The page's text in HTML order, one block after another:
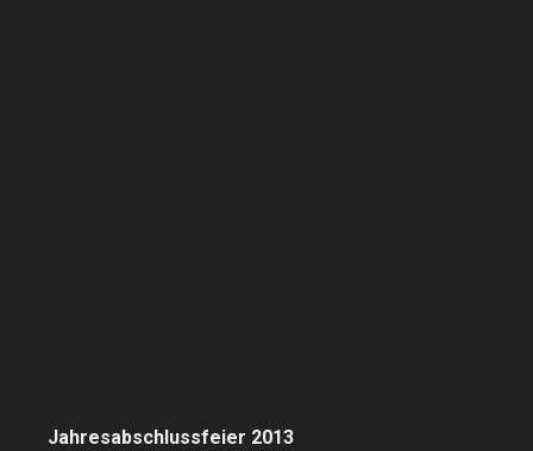
Jahresabschlussfeier 2013